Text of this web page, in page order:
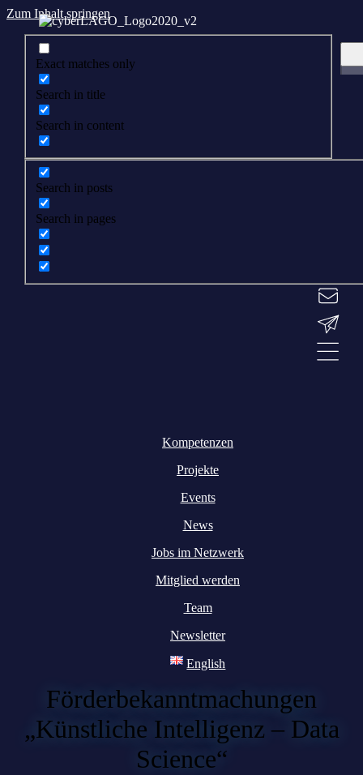
Zum Inhalt springen
Exact matches only
Search in title
Search in content
Search in posts
Search in pages
Kompetenzen
Projekte
Events
News
Jobs im Netzwerk
Mitglied werden
Team
Newsletter
English
Förderbekanntmachungen
„Künstliche Intelligenz – Data
Science“